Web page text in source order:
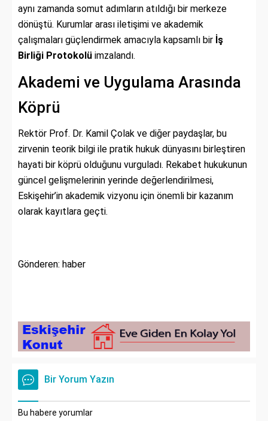
aynı zamanda somut adımların atıldığı bir merkeze
dönüştü. Kurumlar arası iletişimi ve akademik
çalışmaları güçlendirmek amacıyla kapsamlı bir İş
Birliği Protokolü imzalandı.
Akademi ve Uygulama Arasında
Köprü
Rektör Prof. Dr. Kamil Çolak ve diğer paydaşlar, bu
zirvenin teorik bilgi ile pratik hukuk dünyasını birleştiren
hayati bir köprü olduğunu vurguladı. Rekabet hukukunun
güncel gelişmelerinin yerinde değerlendirilmesi,
Eskişehir’in akademik vizyonu için önemli bir kazanım
olarak kayıtlara geçti.
Gönderen: haber
Bir Yorum Yazın
Bu habere yorumlar